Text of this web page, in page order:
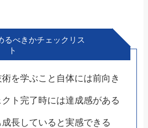
るべきかチェックリス
ト
を学ぶこと自体には前向き
ト完了時には達成感がある
長していると実感できる